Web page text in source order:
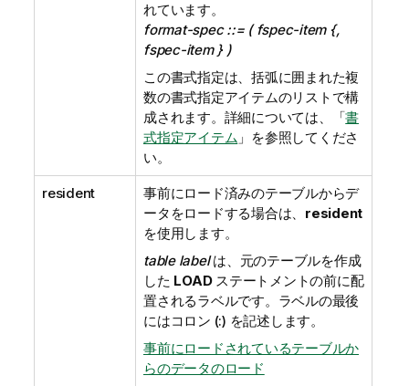
れています。
format-spec ::= ( fspec-item {,
fspec-item } )
この書式指定は、括弧に囲まれた複
数の書式指定アイテムのリストで構
成されます。詳細については、「書
式指定アイテム 」を参照してくださ
い。
resident
事前にロード済みのテーブルからデ
ータをロードする場合は、 resident
を使用します。
table labelは、元のテーブルを作成
した LOADステートメントの前に配
置されるラベルです。ラベルの最後
にはコロン (:) を記述します。
事前にロードされているテーブルか
らのデータのロード